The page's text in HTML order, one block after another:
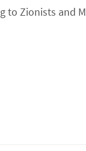
to Zionists and